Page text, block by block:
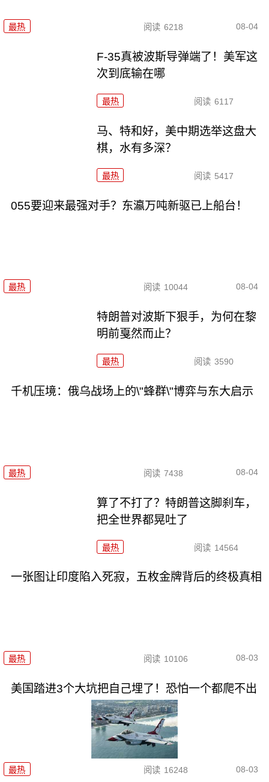
最热 阅读 6218 08-04
F-35真被波斯导弹端了！美军这
次到底输在哪
最热 阅读 6117
马、特和好，美中期选举这盘大
棋，水有多深？
最热 阅读 5417
055要迎来最强对手？东瀛万吨新驱已上船台！
最热 阅读 10044 08-04
特朗普对波斯下狠手，为何在黎
明前戛然而止？
最热 阅读 3590
千机压境：俄乌战场上的\"蜂群\"博弈与东大启示
最热 阅读 7438 08-04
算了不打了？特朗普这脚刹车，
把全世界都晃吐了
最热 阅读 14564
一张图让印度陷入死寂，五枚金牌背后的终极真相
最热 阅读 10106 08-03
美国踏进3个大坑把自己埋了！恐怕一个都爬不出
最热 阅读 16248 08-03